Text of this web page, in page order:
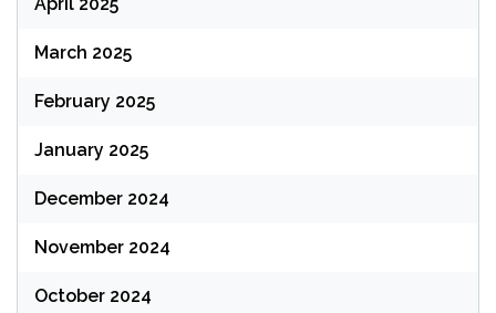
March 2025
February 2025
January 2025
December 2024
November 2024
October 2024